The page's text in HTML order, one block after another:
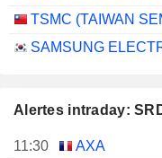
Alertes intraday:
11:30 AXA